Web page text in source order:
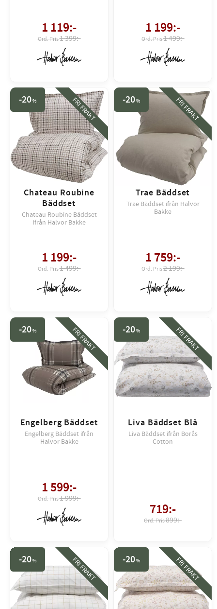
1 119:-
1 399:-
1 199:-
1 499:-
Chateau Roubine
Bäddset
Chateau Roubine Bäddset
ifrån Halvor Bakke
1 199:-
1 499:-
20% FRI FRAKT
Trae Bäddset
Trae Bäddset ifrån Halvor
Bakke
1 759:-
2 199:-
20% FRI FRAKT
Engelberg Bäddset
Engelberg Bäddset ifrån
Halvor Bakke
1 599:-
1 999:-
20% FRI FRAKT
Liva Bäddset Blå
Liva Bäddset ifrån Borås
Cotton
719:-
899:-
20% FRI FRAKT
20% FRI FRAKT 20% FRI FRAKT